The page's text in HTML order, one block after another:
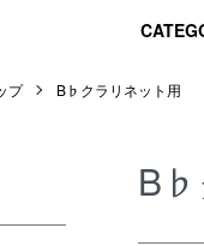
プ B♭クラリネット用
B♭